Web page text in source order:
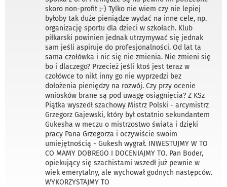
skoro non-profit ;-) Tylko nie wiem czy nie lepiej
byłoby tak duże pieniądze wydać na inne cele, np.
organizację sportu dla dzieci w szkołach. Klub
piłkarski powinien jednak utrzymywać się jednak
sam jeśli aspiruje do profesjonalności. Od lat ta
sama czołówka i nic się nie zmienia. Nie zmieni się
bo i dlaczego? Przecież jeśli ktoś jest teraz w
czołówce to nikt inny go nie wyprzedzi bez
dołożenia pieniędzy na rozwój. Czy przy ocenie
wniosków brane są pod uwagę osiągnięcia? Z KSz
Piątka wyszedł szachowy Mistrz Polski - arcymistrz
Grzegorz Gajewski, który był ostatnio sekundantem
Gukesha w meczu o mistrzostwo świata i dzięki
pracy Pana Grzegorza i oczywiście swoim
umiejętnością - Gukesh wygrał. INWESTUJMY W TO
CO MAMY DOBREGO I DOCENIAJMY TO. Pan Boder,
opiekujący się szachistami wszedł już pewnie w
wiek emerytalny, ale wychował godnych następców.
WYKORZYSTAJMY TO